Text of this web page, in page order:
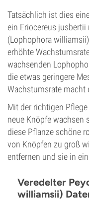
Tatsächlich ist dies
ein Eriocereus
(Lophophora
erhöhte
wachsenden
die etwas geringere
Wachstumsrate macht
Mit der richtigen
neue Knöpfe wachsen
diese Pflanze schöne
von Knöpfen zu groß
entfernen und sie in
Veredelter
williamsii)